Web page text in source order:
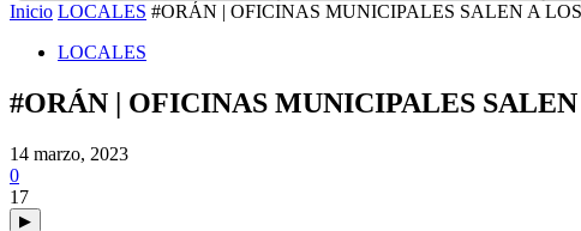
Inicio LOCALES #ORÁN | OFICINAS MUNICIPALES SALEN A
LOCALES
#ORÁN | OFICINAS MUNICIPALES
14 marzo, 2023
0
17
▶